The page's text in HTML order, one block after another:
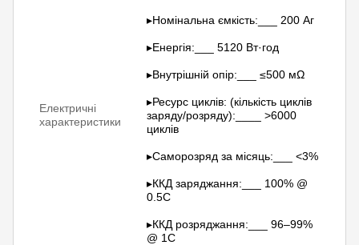
Електричні
характеристики
▸Номінальна ємкість:___ 200 Аг
▸Енергія:___ 5120 Вт·год
▸Внутрішній опір:___ ≤500 мΩ
▸Ресурс циклів: (кількість циклів
заряду/розряду):____ >6000
циклів
▸Саморозряд за місяць:___ <3%
▸ККД заряджання:___ 100% @
0.5C
▸ККД розряджання:___ 96–99%
@ 1C